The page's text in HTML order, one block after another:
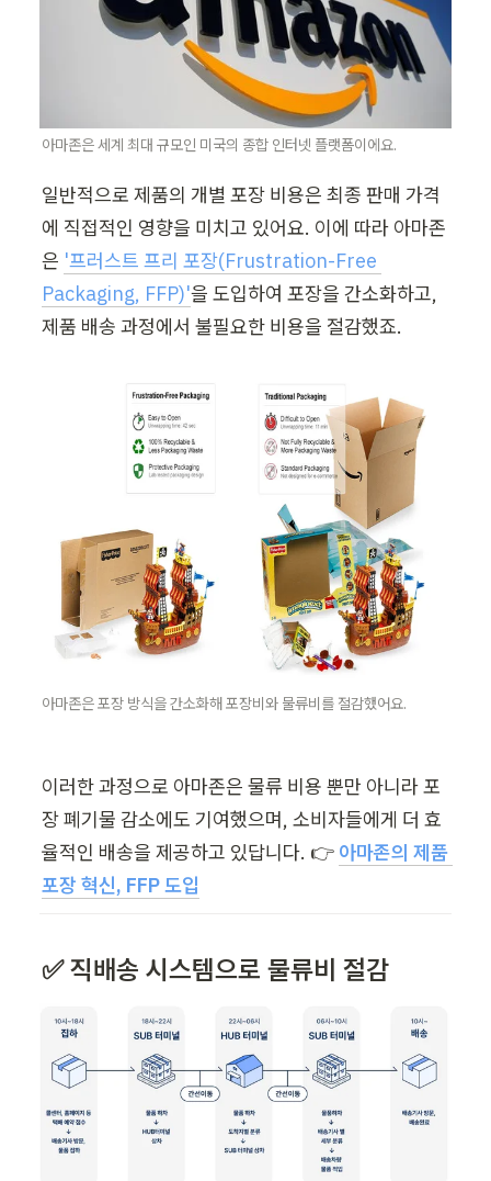
아마존은 세계 최대 규모인 미국의 종합 인터넷 플랫폼이에요.
일반적으로 제품의 개별 포장 비용은 최종 판매 가격
에 직접적인 영향을 미치고 있어요. 이에 따라 아마존
은 '프러스트 프리 포장(Frustration-Free
Packaging, FFP)'을 도입하여 포장을 간소화하고,
제품 배송 과정에서 불필요한 비용을 절감했죠.
아마존은 포장 방식을 간소화해 포장비와 물류비를 절감했어요.
이러한 과정으로 아마존은 물류 비용 뿐만 아니라 포
장 폐기물 감소에도 기여했으며, 소비자들에게 더 효
율적인 배송을 제공하고 있답니다. 👉 아마존의 제품
포장 혁신, FFP 도입
✅ 직배송 시스템으로 물류비 절감